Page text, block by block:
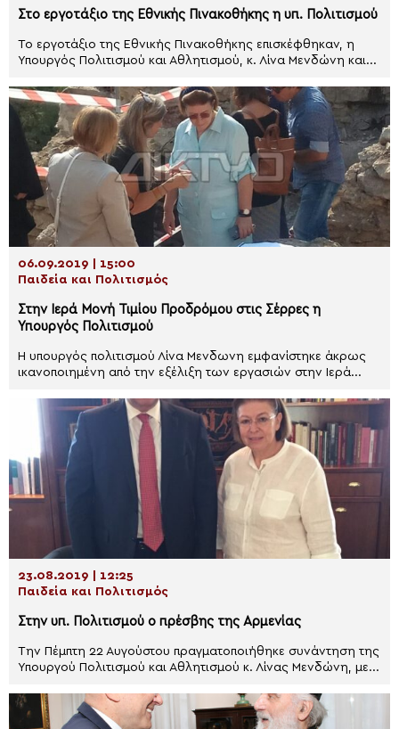
Στο εργοτάξιο της Εθνικής Πινακοθήκης η υπ. Πολιτισμού
​Το εργοτάξιο της Εθνικής Πινακοθήκης επισκέφθηκαν, η
Υπουργός Πολιτισμού και Αθλητισμού, κ. Λίνα Μενδώνη και...
06.09.2019 | 15:00
Παιδεία και Πολιτισμός
Στην Ιερά Μονή Τιμίου Προδρόμου στις Σέρρες η
Υπουργός Πολιτισμού
Η υπουργός πολιτισμού Λίνα Μενδωνη εμφανίστηκε άκρως
ικανοποιημένη από την εξέλιξη των εργασιών στην Ιερά...
23.08.2019 | 12:25
Παιδεία και Πολιτισμός
Στην υπ. Πολιτισμού ο πρέσβης της Αρμενίας
​Την Πέμπτη 22 Αυγούστου πραγματοποιήθηκε συνάντηση της
Υπουργού Πολιτισμού και Αθλητισμού κ. Λίνας Μενδώνη, με...